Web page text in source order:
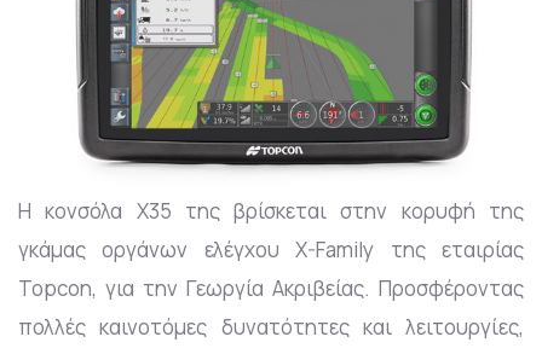
H κονσόλα Χ35 της βρίσκεται στην κορυφή της
γκάμας οργάνων ελέγχου X-Family της εταιρίας
Topcon, για την Γεωργία Ακριβείας. Προσφέροντας
πολλές καινοτόμες δυνατότητες και λειτουργίες,